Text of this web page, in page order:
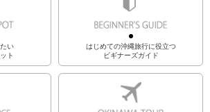
い
ト
はじめての沖縄旅行に役立つ
ビギナーズガイド